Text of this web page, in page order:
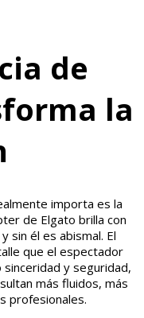
de
la
importa es la
de Elgato brilla con
sin él es abismal. El
que el espectador
y seguridad,
más fluidos, más
profesionales.